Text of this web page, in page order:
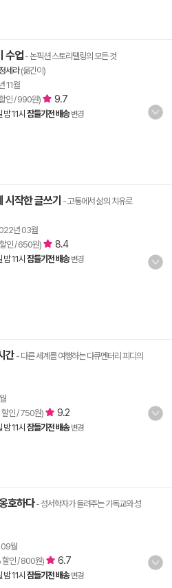
수업 - 논픽션 스토리텔링의 모든 것
세라(옮긴이)
11월
인 / 990원) 9.7
밤 11시 잠들기전 배송 변경
시작한 글쓰기 - 고통에서 삶의 치유로
년 03월
인 / 650원) 8.4
밤 11시 잠들기전 배송 변경
간 - 다른 세계를 여행하는 다큐멘터리 피디의
할인 / 750원) 9.2
밤 11시 잠들기전 배송 변경
호하다- 성서학자가 들려주는 기독교와 성
월
할인 / 800원) 6.7
밤 11시 잠들기전 배송 변경